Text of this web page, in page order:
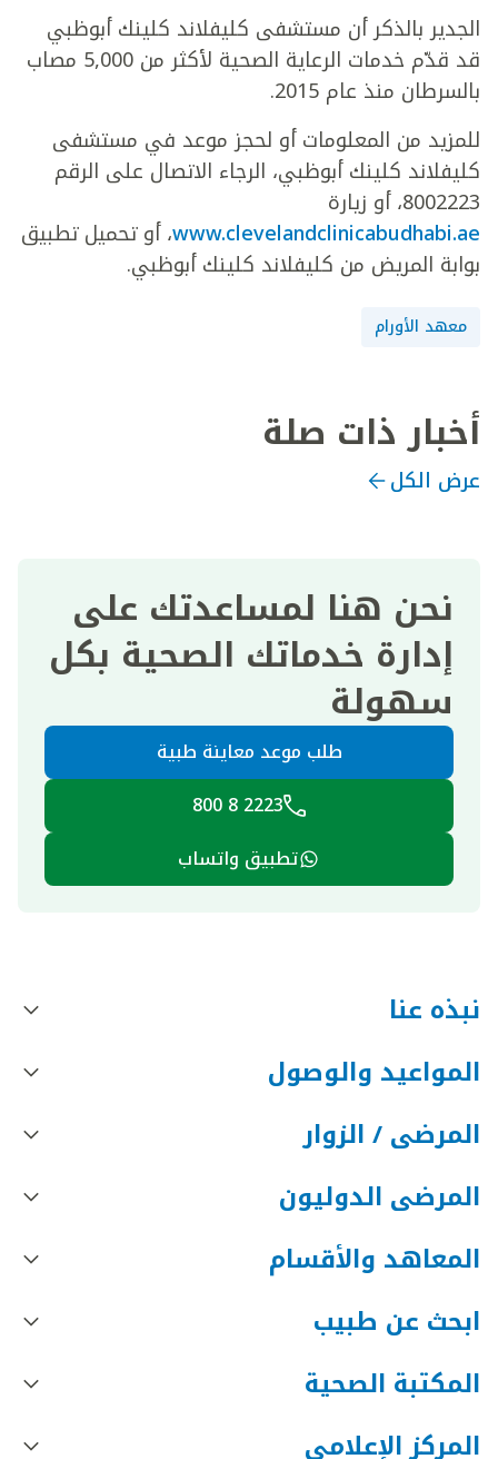
الجدير بالذكر أن مستشفى كليفلاند كلينك أبوظبي
قد قدّم خدمات الرعاية الصحية لأكثر من 5,000 مصاب
بالسرطان منذ عام 2015.
للمزيد من المعلومات أو لحجز موعد في مستشفى
كليفلاند كلينك أبوظبي، الرجاء الاتصال على الرقم
8002223، أو زيارة
www.clevelandclinicabudhabi.ae، أو تحميل تطبيق
بوابة المريض من كليفلاند كلينك أبوظبي.
معهد الأورام
أخبار ذات صلة
عرض الكل
نحن هنا لمساعدتك على
إدارة خدماتك الصحية بكل
سهولة
طلب موعد معاينة طبية
2223 8 800
تطبيق واتساب
نبذه عنا
المواعيد والوصول
المرضى / الزوار
المرضى الدوليون
المعاهد والأقسام
ابحث عن طبيب
المكتبة الصحية
المركز الإعلامي